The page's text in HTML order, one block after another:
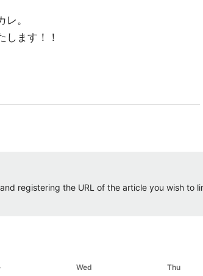
。
します！！
registering the URL of the article you wish to
Wed Thu